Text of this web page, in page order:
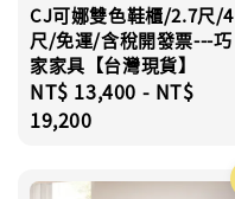
CJ可娜雙色鞋櫃/2.7尺/4
尺/免運/含稅開發票---巧
家家具【台灣現貨】
Regular
price
NT$ 13,400 - NT$
19,200